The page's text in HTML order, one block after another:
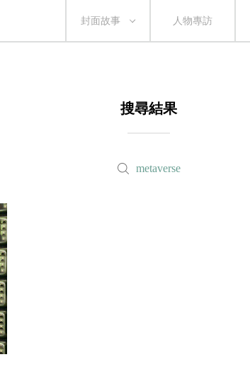
封面故事 人物專訪
搜尋結果
metaverse